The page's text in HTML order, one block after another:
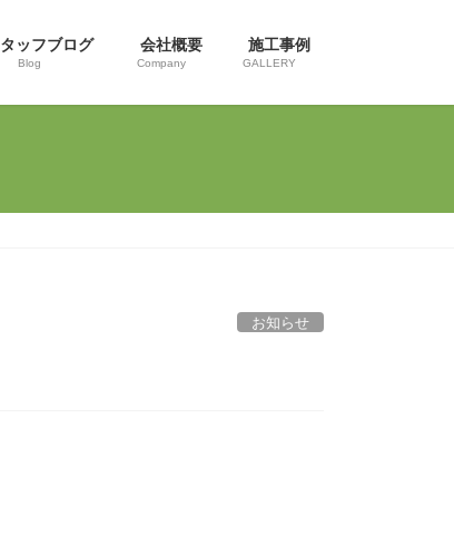
ッフブログ
Blog
会社概要
Company
施工事例
GALLERY
お知らせ